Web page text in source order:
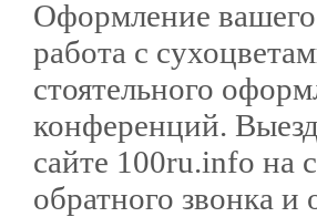
Оформление вашего
работа с
стоятельного
конференций.
сайте 100ru.info на
обратного звонка